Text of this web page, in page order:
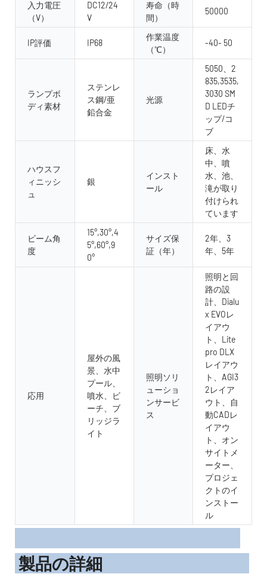
入力電圧
（V）
DC12/24
V
寿命（時
間）
50000
IP評価 IP68
作業温度
（℃）
-40- 50
ランプボ
ディ素材
ステンレ
ス鋼/亜
鉛合金
光源
5050、2
835,3535,
3030 SM
D LEDチ
ップ/コ
ブ
ハウスフ
ィニッシ
ュ
銀
インスト
ール
床、水
中、噴
水、池、
滝が取り
付けられ
ています
ビーム角
度
15°,30°,4
5°,60°,9
0°
サイズ保
証（年）
2年、3
年、5年
応用
屋外の風
景、水中
プール、
噴水、ビ
ーチ、ブ
リッジラ
イト
照明ソリ
ューショ
ンサービ
ス
照明と回
路の設
計、Dialu
x EVOレ
イアウ
ト、Lite
pro DLX
レイアウ
ト、AGI3
2レイア
ウト、自
動CADレ
イアウ
ト、オン
サイトメ
ーター、
プロジェ
クトのイ
ンストー
ル
製品の詳細